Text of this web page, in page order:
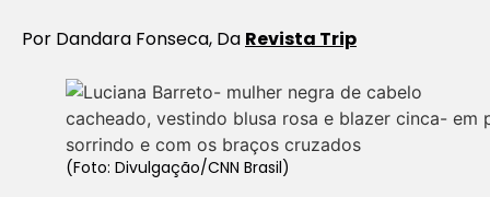
Por Dandara Fonseca, Da Revista Trip
(Foto: Divulgação/CNN Brasil)